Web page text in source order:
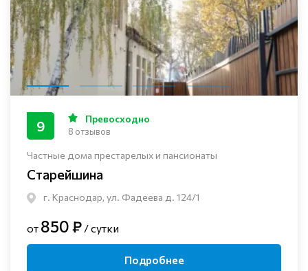
Частные дома престарелых и пансионаты
Старейшина
г. Краснодар, ул. Фадеева д. 124/1
9 Превосходно
8 отзывов
от 850 ₽ / сутки
Подробнее